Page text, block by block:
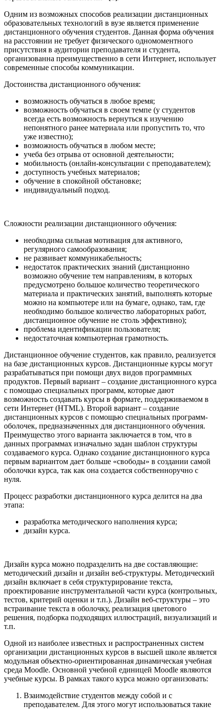
Одним из возможных способов реализации дистанционных
образовательных технологий в вузе является применение
дистанционного обучения студентов. Данная форма обучения
на расстоянии не требует физического одномоментного
присутствия в аудитории преподавателя и студента,
организованна преимущественно в сети Интернет, использует
современные способы коммуникации.
Достоинства дистанционного обучения:
возможность обучаться в любое время;
возможность обучаться в своем темпе (у студентов
всегда есть возможность вернуться к изучению
непонятного ранее материала или пропустить то, что
уже известно);
возможность обучаться в любом месте;
учеба без отрыва от основной деятельности;
мобильность (онлайн-консультации с преподавателем);
доступность учебных материалов;
обучение в спокойной обстановке;
индивидуальный подход.
Сложности реализации дистанционного обучения:
необходима сильная мотивация для активного,
регулярного самообразования;
не развивает коммуникабельность;
недостаток практических знаний (дистанционно
возможно обучение тем направлениям, в которых
предусмотрено большое количество теоретического
материала и практических занятий, выполнять которые
можно на компьютере или на бумаге, однако, там, где
необходимо большое количество лабораторных работ,
дистанционное обучение не столь эффективно);
проблема идентификации пользователя;
недостаточная компьютерная грамотность.
Дистанционное обучение студентов, как правило, реализуется
на базе дистанционных курсов. Дистанционные курсы могут
разрабатываться при помощи двух видов программных
продуктов. Первый вариант – создание дистанционного курса
с помощью специальных программ, которые дают
возможность создавать курсы в формате, поддерживаемом в
сети Интернет (HTML). Второй вариант – создание
дистанционных курсов с помощью специальных программ-
оболочек, предназначенных для дистанционного обучения.
Преимущество этого варианта заключается в том, что в
данных программах изначально задан шаблон структуры
создаваемого курса. Однако создание дистанционного курса
первым вариантом дает больше «свободы» в создании самой
оболочки курса, так как она создается собственноручно с
нуля.
Процесс разработки дистанционного курса делится на два
этапа:
разработка методического наполнения курса;
дизайн курса.
Дизайн курса можно подразделить на две составляющие:
методический дизайн и дизайн веб-структуры. Методический
дизайн включает в себя структурирование текста,
проектирование инструментальной части курса (контрольных,
тестов, критерий оценки и т.п.). Дизайн веб-структуры – это
встраивание текста в оболочку, реализация цветового
решения, подборка подходящих иллюстраций, визуализаций и
т.п.
Одной из наиболее известных и распространенных систем
организации дистанционных курсов в высшей школе является
модульная объектно-ориентированная динамическая учебная
среда Moodle. Основной учебной единицей Moodle являются
учебные курсы. В рамках такого курса можно организовать:
Взаимодействие студентов между собой и с
преподавателем. Для этого могут использоваться такие